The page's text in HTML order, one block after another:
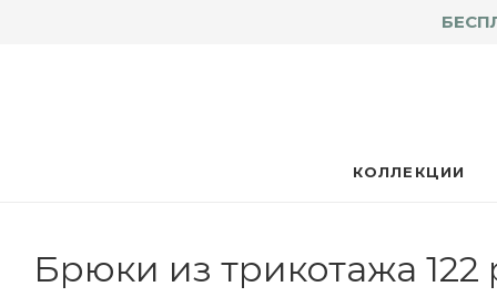
КОЛЛЕКЦИИ
Брюки из трикотажа 122